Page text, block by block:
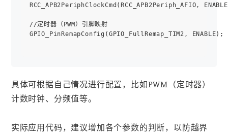
RCC_APB2PeriphClockCmd(RCC_APB2Periph_AFIO,
//定时器（PWM）引脚映射
GPIO_PinRemapConfig(GPIO_FullRemap_TIM2, ENABLE);
具体可根据自己情况进行配置，比如PWM（定时器）
计数时钟、分频值等。
实际应用代码，建议增加各个参数的判断，以防越界